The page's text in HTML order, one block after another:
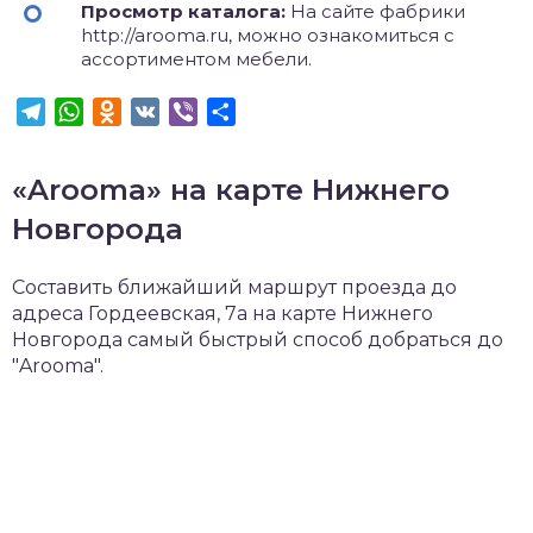
Просмотр каталога: На сайте фабрики
http://arooma.ru, можно ознакомиться с
ассортиментом мебели.
TelegramWhatsApp
Odnoklassniki
VK Viber
«Arooma» на карте Нижнего
Новгорода
Составить ближайший маршрут проезда до
адреса Гордеевская, 7а на карте Нижнего
Новгорода самый быстрый способ добраться до
"Arooma".